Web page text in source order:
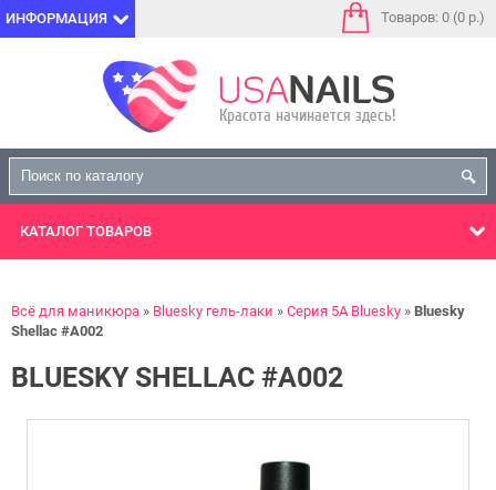
ИНФОРМАЦИЯ Товаров: 0 (0 р.)
КАТАЛОГ ТОВАРОВ
Всё для маникюра Bluesky гель-лаки Серия 5А Bluesky
Bluesky
Shellac #A002
BLUESKY SHELLAC #A002